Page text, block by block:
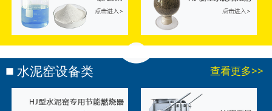
水泥窑设备类 查看更多>>